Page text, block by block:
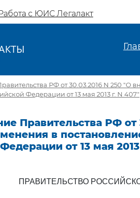
с ЮИС Легалакт
РФ от 30.03.2016 N 250 "О
Федерации от 13 мая 2013 г. N 407"
Правительства РФ от
в
от 13 мая
ПРАВИТЕЛЬСТВО